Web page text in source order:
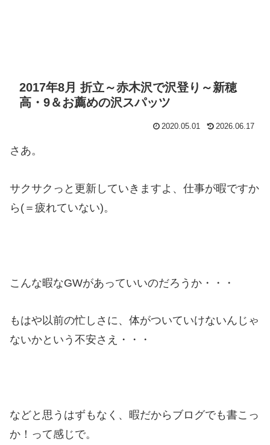
2017年8月 折立～赤木沢で沢登り～新穂
高・9＆お薦めの沢スパッツ
2020.05.01 2026.06.17
さあ。
サクサクっと更新していきますよ、仕事が暇ですか
ら(＝疲れていない)。
こんな暇なGWがあっていいのだろうか・・・
もはや以前の忙しさに、体がついていけないんじゃ
ないかという不安さえ・・・
などと思うはずもなく、暇だからブログでも書こっ
か！って感じで。